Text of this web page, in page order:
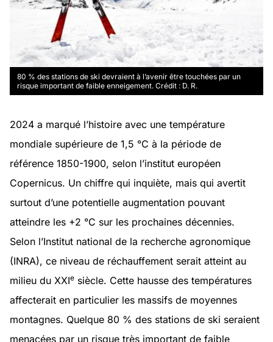
80 % des stations de ski devraient à l’avenir être touchées par un
risque important de faible enneigement. Crédit : D. R.
2024 a marqué l’histoire avec une température
mondiale supérieure de 1,5 °C à la période de
référence 1850-1900, selon l’institut européen
Copernicus. Un chiffre qui inquiète, mais qui avertit
surtout d’une potentielle augmentation pouvant
atteindre les +2 °C sur les prochaines décennies.
Selon l’Institut national de la recherche agronomique
(INRA), ce niveau de réchauffement serait atteint au
milieu du XXIe siècle. Cette hausse des températures
affecterait en particulier les massifs de moyennes
montagnes. Quelque 80 % des stations de ski seraient
menacées par un risque très important de faible